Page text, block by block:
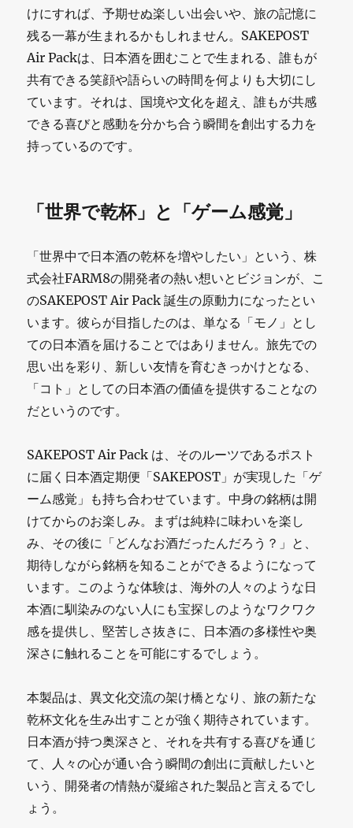
けにすれば、予期せぬ楽しい出会いや、旅の記憶に
残る一幕が生まれるかもしれません。SAKEPOST
Air Packは、日本酒を囲むことで生まれる、誰もが
共有できる笑顔や語らいの時間を何よりも大切にし
ています。それは、国境や文化を超え、誰もが共感
できる喜びと感動を分かち合う瞬間を創出する力を
持っているのです。
「世界で乾杯」と「ゲーム感覚」
「世界中で日本酒の乾杯を増やしたい」という、株
式会社FARM8の開発者の熱い想いとビジョンが、こ
のSAKEPOST Air Pack 誕生の原動力になったとい
います。彼らが目指したのは、単なる「モノ」とし
ての日本酒を届けることではありません。旅先での
思い出を彩り、新しい友情を育むきっかけとなる、
「コト」としての日本酒の価値を提供することなの
だというのです。
SAKEPOST Air Pack は、そのルーツであるポスト
に届く日本酒定期便「SAKEPOST」が実現した「ゲ
ーム感覚」も持ち合わせています。中身の銘柄は開
けてからのお楽しみ。まずは純粋に味わいを楽し
み、その後に「どんなお酒だったんだろう？」と、
期待しながら銘柄を知ることができるようになって
います。このような体験は、海外の人々のような日
本酒に馴染みのない人にも宝探しのようなワクワク
感を提供し、堅苦しさ抜きに、日本酒の多様性や奥
深さに触れることを可能にするでしょう。
本製品は、異文化交流の架け橋となり、旅の新たな
乾杯文化を生み出すことが強く期待されています。
日本酒が持つ奥深さと、それを共有する喜びを通じ
て、人々の心が通い合う瞬間の創出に貢献したいと
いう、開発者の情熱が凝縮された製品と言えるでし
ょう。